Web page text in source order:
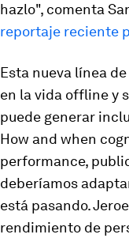
hazlo", comenta
reportaje reciente
Esta nueva línea
en la vida offliney
puede generar
How and when
performance,
deberíamos
está pasando.
rendimiento de